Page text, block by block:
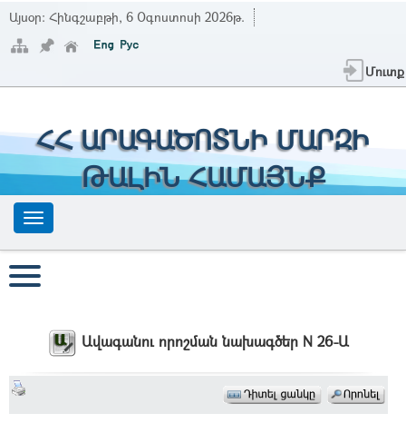
Այսօր: Հինգշաբթի, 6 Օգոստոսի 2026թ.
Մուտք
ՀՀ ԱՐԱԳԱԾՈՏՆԻ ՄԱՐԶԻ
ԹԱԼԻՆ ՀԱՄԱՅՆՔ
Ավագանու որոշման նախագծեր N 26-Ա